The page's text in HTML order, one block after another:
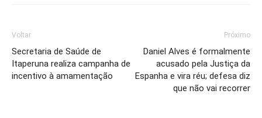
Voltar
Secretaria de Saúde de
Itaperuna realiza campanha de
incentivo à amamentação
Próximo
Daniel Alves é formalmente
acusado pela Justiça da
Espanha e vira réu; defesa diz
que não vai recorrer